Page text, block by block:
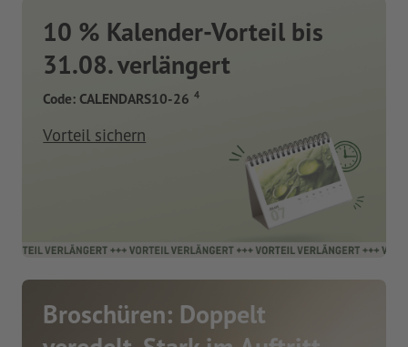
10 % Kalender-Vorteil bis
31.08. verlängert
Code: CALENDARS10-26 4
Vorteil sichern
Broschüren: Doppelt